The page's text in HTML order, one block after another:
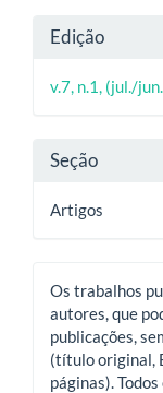
artigo
principal
Detalhes
do
artigo
Edição
v.7, n.1, (jul./
Seção
Artigos
Os trabalhos
autores, que
publicações,
(título original,
páginas).